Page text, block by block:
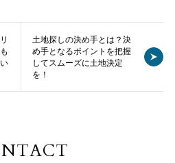
土地探しの決め手とは？決
め手となるポイントを把握
してスムーズに土地決定
を！